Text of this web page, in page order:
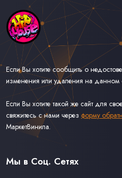
Если Вы хотите сообщить о
изменения или удаления на данном
Если Вы хотите такой же сайт для
свяжитесь с нами через форму
МаркетВинила.
Каталог Музыки на Виниле В Наличии
Доставка и Оплата
Мы в Соц. Сетях